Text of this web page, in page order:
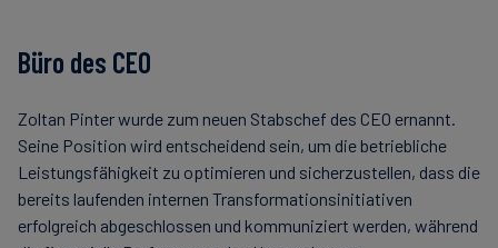
Büro des CEO
Zoltan Pinter wurde zum neuen Stabschef des CEO ernannt.
Seine Position wird entscheidend sein, um die betriebliche
Leistungsfähigkeit zu optimieren und sicherzustellen, dass die
bereits laufenden internen Transformationsinitiativen
erfolgreich abgeschlossen und kommuniziert werden, während